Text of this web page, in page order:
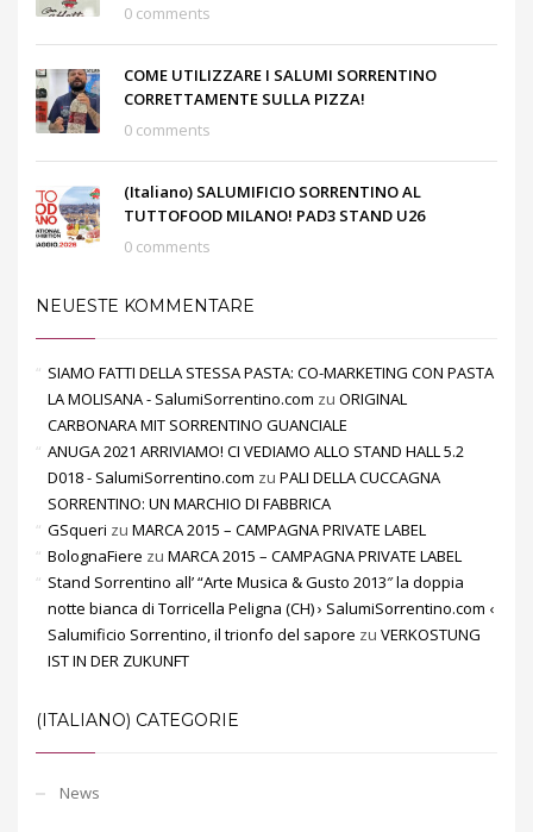
0 comments
COME UTILIZZARE I SALUMI SORRENTINO
CORRETTAMENTE SULLA PIZZA!
0 comments
(Italiano) SALUMIFICIO SORRENTINO AL
TUTTOFOOD MILANO! PAD3 STAND U26
0 comments
NEUESTE KOMMENTARE
SIAMO FATTI DELLA STESSA PASTA: CO-MARKETING CON PASTA
LA MOLISANA - SalumiSorrentino.com zu ORIGINAL
CARBONARA MIT SORRENTINO GUANCIALE
ANUGA 2021 ARRIVIAMO! CI VEDIAMO ALLO STAND HALL 5.2
D018 - SalumiSorrentino.com zu PALI DELLA CUCCAGNA
SORRENTINO: UN MARCHIO DI FABBRICA
GSqueri zu MARCA 2015 – CAMPAGNA PRIVATE LABEL
BolognaFiere zu MARCA 2015 – CAMPAGNA PRIVATE LABEL
Stand Sorrentino all’ “Arte Musica & Gusto 2013″ la doppia
notte bianca di Torricella Peligna (CH) › SalumiSorrentino.com ‹
Salumificio Sorrentino, il trionfo del sapore zu VERKOSTUNG
IST IN DER ZUKUNFT
(ITALIANO) CATEGORIE
News